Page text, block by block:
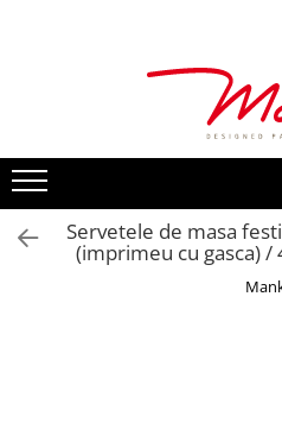
Toate Produsele
UNI
IMPRIMEU
SERVETELE FESTIVE
Servetele de masa
(imprimeu cu gasca) /